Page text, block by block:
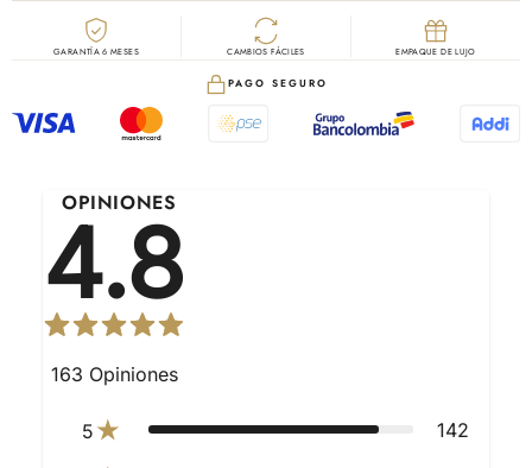
GARANTÍA 6 MESES CAMBIOS FÁCILES EMPAQUE DE LUJO
PAGO SEGURO
OPINIONES
4.8
163 Opiniones
5 142